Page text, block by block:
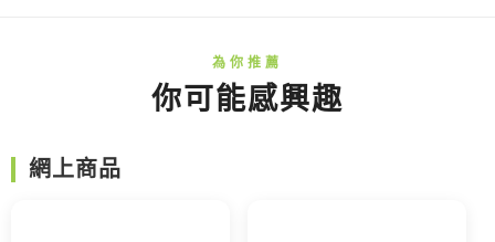
你可能感興趣
網上商品